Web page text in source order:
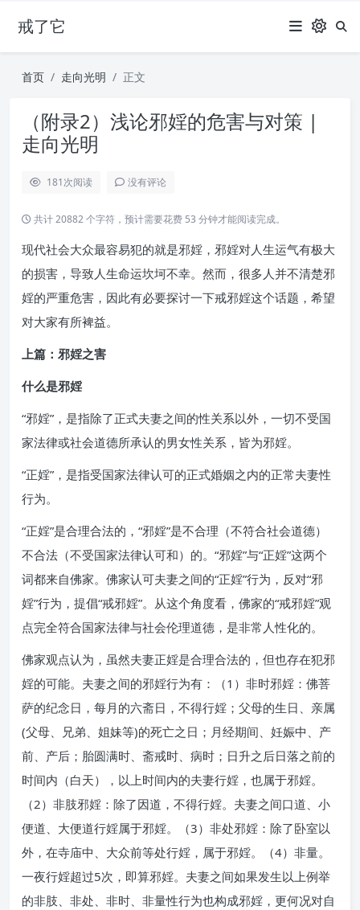
戒了它
首页 走向光明 正文
（附录2）浅论邪婬的危害与对策 |
走向光明
181次阅读 没有评论
共计 20882 个字符，预计需要花费 53 分钟才能阅读完成。
现代社会大众最容易犯的就是邪婬，邪婬对人生运气有极大
的损害，导致人生命运坎坷不幸。然而，很多人并不清楚邪
婬的严重危害，因此有必要探讨一下戒邪婬这个话题，希望
对大家有所裨益。
上篇：邪婬之害
什么是邪婬
“邪婬”，是指除了正式夫妻之间的性关系以外，一切不受国
家法律或社会道德所承认的男女性关系，皆为邪婬。
“正婬”，是指受国家法律认可的正式婚姻之内的正常夫妻性
行为。
“正婬”是合理合法的，“邪婬”是不合理（不符合社会道德）
不合法（不受国家法律认可和）的。“邪婬”与“正婬”这两个
词都来自佛家。佛家认可夫妻之间的“正婬”行为，反对“邪
婬”行为，提倡“戒邪婬”。从这个角度看，佛家的“戒邪婬”观
点完全符合国家法律与社会伦理道德，是非常人性化的。
佛家观点认为，虽然夫妻正婬是合理合法的，但也存在犯邪
婬的可能。夫妻之间的邪婬行为有：（1）非时邪婬：佛菩
萨的纪念日，每月的六斋日，不得行婬；父母的生日、亲属
(父母、兄弟、姐妹等)的死亡之日；月经期间、妊娠中、产
前、产后；胎圆满时、斋戒时、病时；日升之后日落之前的
时间内（白天），以上时间内的夫妻行婬，也属于邪婬。
（2）非肢邪婬：除了因道，不得行婬。夫妻之间口道、小
便道、大便道行婬属于邪婬。（3）非处邪婬：除了卧室以
外，在寺庙中、大众前等处行婬，属于邪婬。（4）非量。
一夜行婬超过5次，即算邪婬。夫妻之间如果发生以上例举
的非肢、非处、非时、非量性行为也构成邪婬，更何况对自